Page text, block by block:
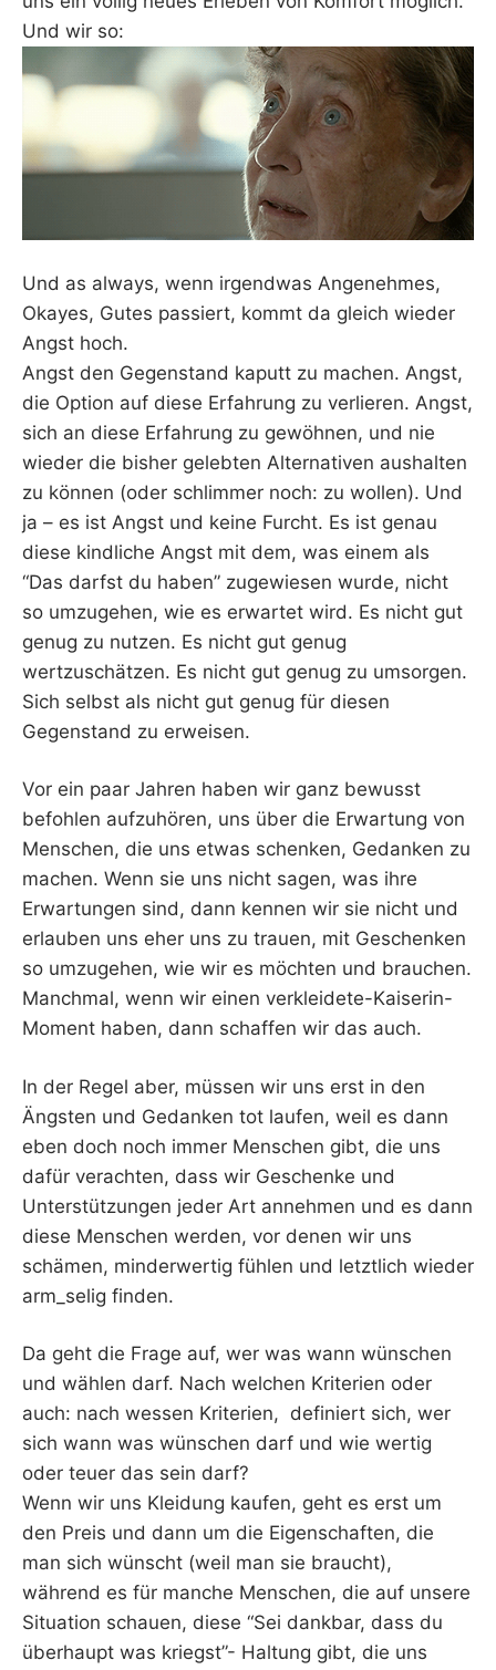
Und wir so:
Und as always, wenn irgendwas Angenehmes,
Okayes, Gutes passiert, kommt da gleich wieder
Angst hoch.
Angst den Gegenstand kaputt zu machen. Angst,
die Option auf diese Erfahrung zu verlieren. Angst,
sich an diese Erfahrung zu gewöhnen, und nie
wieder die bisher gelebten Alternativen aushalten
zu können (oder schlimmer noch: zu wollen). Und
ja – es ist Angst und keine Furcht. Es ist genau
diese kindliche Angst mit dem, was einem als
“Das darfst du haben” zugewiesen wurde, nicht
so umzugehen, wie es erwartet wird. Es nicht gut
genug zu nutzen. Es nicht gut genug
wertzuschätzen. Es nicht gut genug zu umsorgen.
Sich selbst als nicht gut genug für diesen
Gegenstand zu erweisen.
Vor ein paar Jahren haben wir ganz bewusst
befohlen aufzuhören, uns über die Erwartung von
Menschen, die uns etwas schenken, Gedanken zu
machen. Wenn sie uns nicht sagen, was ihre
Erwartungen sind, dann kennen wir sie nicht und
erlauben uns eher uns zu trauen, mit Geschenken
so umzugehen, wie wir es möchten und brauchen.
Manchmal, wenn wir einen verkleidete-Kaiserin-
Moment haben, dann schaffen wir das auch.
In der Regel aber, müssen wir uns erst in den
Ängsten und Gedanken tot laufen, weil es dann
eben doch noch immer Menschen gibt, die uns
dafür verachten, dass wir Geschenke und
Unterstützungen jeder Art annehmen und es dann
diese Menschen werden, vor denen wir uns
schämen, minderwertig fühlen und letztlich wieder
arm_selig finden.
Da geht die Frage auf, wer was wann wünschen
und wählen darf. Nach welchen Kriterien oder
auch: nach wessen Kriterien, definiert sich, wer
sich wann was wünschen darf und wie wertig
oder teuer das sein darf?
Wenn wir uns Kleidung kaufen, geht es erst um
den Preis und dann um die Eigenschaften, die
man sich wünscht (weil man sie braucht),
während es für manche Menschen, die auf unsere
Situation schauen, diese “Sei dankbar, dass du
überhaupt was kriegst”- Haltung gibt, die uns